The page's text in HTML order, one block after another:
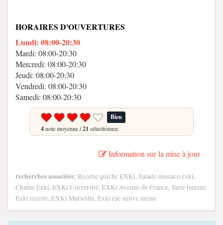
HORAIRES D'OUVERTURES
Lundi: 08:00-20:30
Mardi: 08:00-20:30
Mercredi: 08:00-20:30
Jeudi: 08:00-20:30
Vendredi: 08:00-20:30
Samedi: 08:00-20:30
Bien
4note moyenne /21 sélectionner.
Information sur la mise à jour
recherches associées: Recette quiche EXKi, Salade monaco exki,
Chaîne Exki, EXKi Université, EXKi Avenue de France, Tarte banane
Exki recette, EXKi Marseille, Exki rue neuve menu